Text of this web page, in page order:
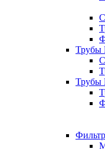
Трубы
Трубы